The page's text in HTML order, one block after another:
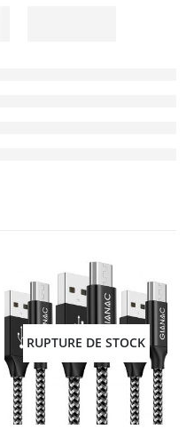
RUPTURE DE STOCK